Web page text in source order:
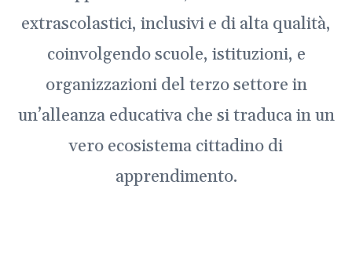
extrascolastici, inclusivi e di alta qualità,
coinvolgendo scuole, istituzioni, e
organizzazioni del terzo settore in
un’alleanza educativa che si traduca in un
vero ecosistema cittadino di
apprendimento.